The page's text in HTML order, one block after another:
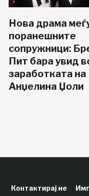
Нова драма
поранешните
сопружници:
Пит бара увид
заработката на
Анџелина Џоли
Контактирај не